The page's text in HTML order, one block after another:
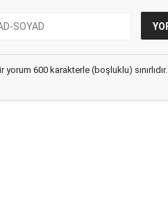
600 karakterle (boşluklu) sınırlıdır.